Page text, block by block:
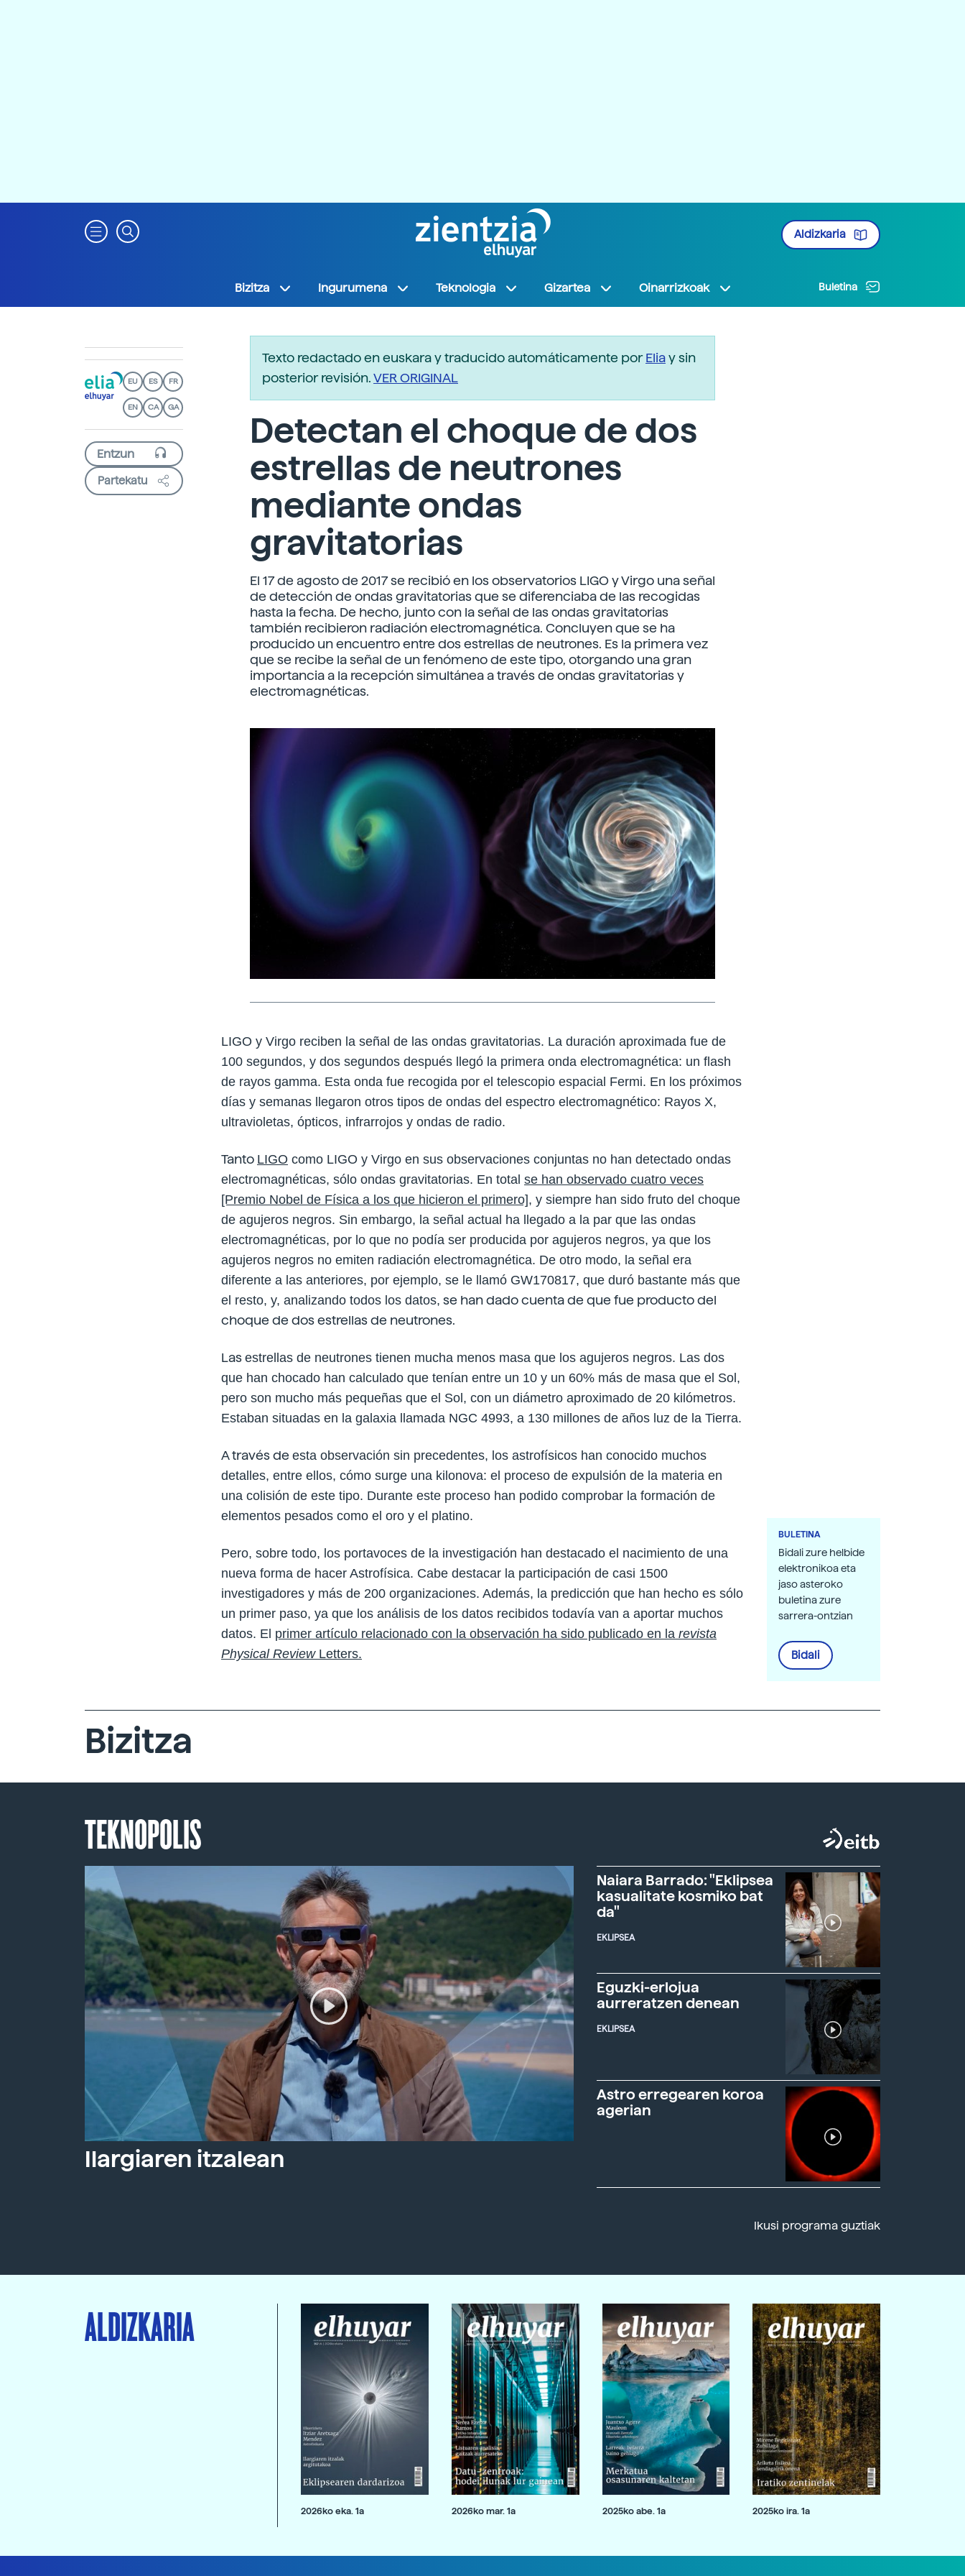
Aldizkaria
Bizitza Ingurumena Teknologia Gizartea Oinarrizkoak Buletina
EU ES FR
EN CA GA
Partekatu
Texto redactado en euskara y traducido automáticamente porEliay sin
posterior revisión.VER ORIGINAL
Detectan el choque de dos
estrellas de neutrones
mediante ondas
gravitatorias
El 17 de agosto de 2017 se recibió en los observatorios LIGO y Virgo una señal
de detección de ondas gravitatorias que se diferenciaba de las recogidas
hasta la fecha. De hecho, junto con la señal de las ondas gravitatorias
también recibieron radiación electromagnética. Concluyen que se ha
producido un encuentro entre dos estrellas de neutrones. Es la primera vez
que se recibe la señal de un fenómeno de este tipo, otorgando una gran
importancia a la recepción simultánea a través de ondas gravitatorias y
electromagnéticas.
LIGO y Virgo reciben la señal de las ondas gravitatorias. La duración aproximada fue de
100 segundos, y dos segundos después llegó la primera onda electromagnética: un flash
de rayos gamma. Esta onda fue recogida por el telescopio espacial Fermi. En los próximos
días y semanas llegaron otros tipos de ondas del espectro electromagnético: Rayos X,
ultravioletas, ópticos, infrarrojos y ondas de radio.
Tanto LIGO como LIGO y Virgo en sus observaciones conjuntas no han detectado ondas
electromagnéticas, sólo ondas gravitatorias. En total se han observado cuatro veces
[Premio Nobel de Física a los que hicieron el primero], y siempre han sido fruto del choque
de agujeros negros. Sin embargo, la señal actual ha llegado a la par que las ondas
electromagnéticas, por lo que no podía ser producida por agujeros negros, ya que los
agujeros negros no emiten radiación electromagnética. De otro modo, la señal era
diferente a las anteriores, por ejemplo, se le llamó GW170817, que duró bastante más que
el resto, y, analizando todos los datos, se han dado cuenta de que fue producto del
choque de dos estrellas de neutrones.
Las estrellas de neutrones tienen mucha menos masa que los agujeros negros. Las dos
que han chocado han calculado que tenían entre un 10 y un 60% más de masa que el Sol,
pero son mucho más pequeñas que el Sol, con un diámetro aproximado de 20 kilómetros.
Estaban situadas en la galaxia llamada NGC 4993, a 130 millones de años luz de la Tierra.
A través de esta observación sin precedentes, los astrofísicos han conocido muchos
detalles, entre ellos, cómo surge una kilonova: el proceso de expulsión de la materia en
una colisión de este tipo. Durante este proceso han podido comprobar la formación de
elementos pesados como el oro y el platino.
Pero, sobre todo, los portavoces de la investigación han destacado el nacimiento de una
nueva forma de hacer Astrofísica. Cabe destacar la participación de casi 1500
investigadores y más de 200 organizaciones. Además, la predicción que han hecho es sólo
un primer paso, ya que los análisis de los datos recibidos todavía van a aportar muchos
datos. El primer artículo relacionado con la observación ha sido publicado en la revista
Physical ReviewLetters.
BULETINA
Bidali zure helbide
elektronikoa eta
jaso asteroko
buletina zure
sarrera-ontzian
Bidali
Bizitza
TEKNOPOLIS
Ilargiaren itzalean
Naiara Barrado: "Eklipsea
kasualitate kosmiko bat
da"
EKLIPSEA
Eguzki-erlojua
aurreratzen denean
EKLIPSEA
Astro erregearen koroa
agerian
Ikusi programa guztiak
ALDIZKARIA
2026ko eka. 1a 2026ko mar. 1a 2025ko abe. 1a 2025ko ira. 1a